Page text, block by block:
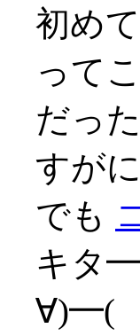
初め
って
だっ
すが
でも
キタ